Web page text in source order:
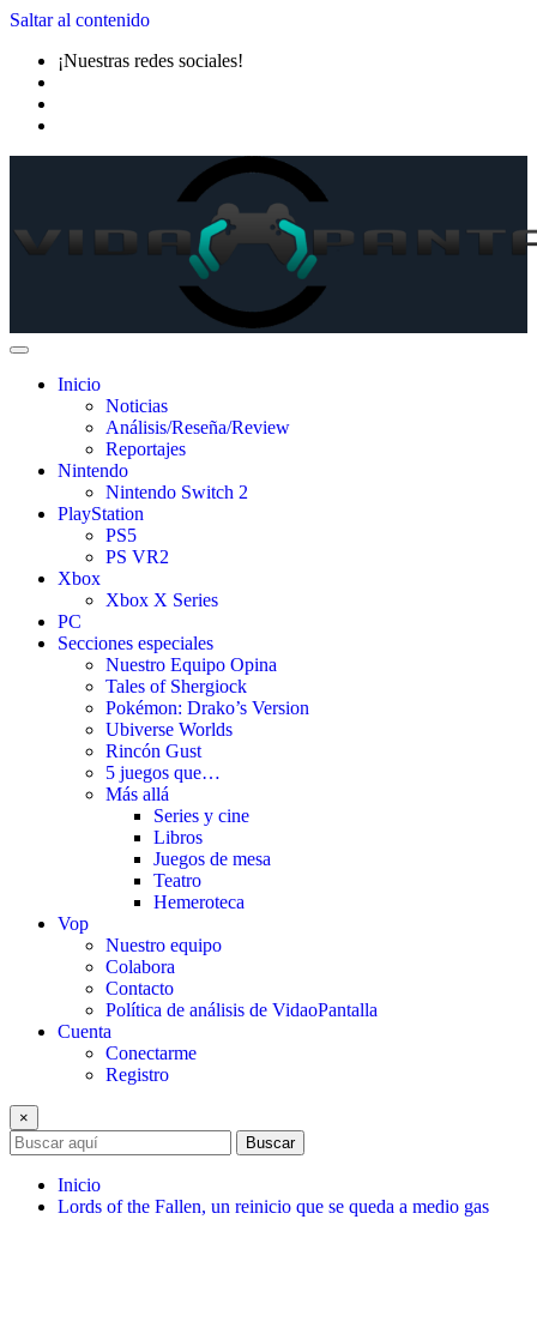
Saltar al contenido
¡Nuestras redes sociales!
Inicio
Noticias
Análisis/Reseña/Review
Reportajes
Nintendo
Nintendo Switch 2
PlayStation
PS5
PS VR2
Xbox
Xbox X Series
PC
Secciones especiales
Nuestro Equipo Opina
Tales of Shergiock
Pokémon: Drako’s Version
Ubiverse Worlds
Rincón Gust
5 juegos que…
Más allá
Series y cine
Libros
Juegos de mesa
Teatro
Hemeroteca
Vop
Nuestro equipo
Colabora
Contacto
Política de análisis de VidaoPantalla
Cuenta
Conectarme
Registro
×
Buscar
Inicio
Lords of the Fallen, un reinicio que se queda a medio gas